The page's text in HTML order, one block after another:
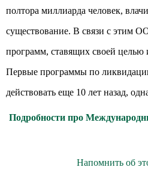
полтора миллиарда человек,
существование. В связи с этим
программ, ставящих своей целью
Первые программы по
действовать еще 10 лет назад,
Подробности про
Напомнить об